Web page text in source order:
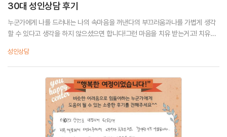
30대 성인상담 후기
누군가에게 나를 드러내는 나의 속마음을 꺼낸다의 부끄러움과나를 가볍게 생각
할 수 있다고 생각을 하지 않으셨으면 합니다!그런 마음을 치유 받는거고! 치유된
조언! 하나하나 다시 새겨가면서나를 위해...
성인상담